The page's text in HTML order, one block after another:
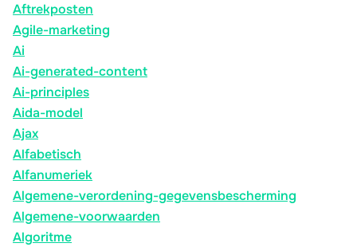
Aftrekposten
Agile-marketing
Ai
Ai-generated-content
Ai-principles
Aida-model
Ajax
Alfabetisch
Alfanumeriek
Algemene-verordening-gegevensbescherming
Algemene-voorwaarden
Algoritme